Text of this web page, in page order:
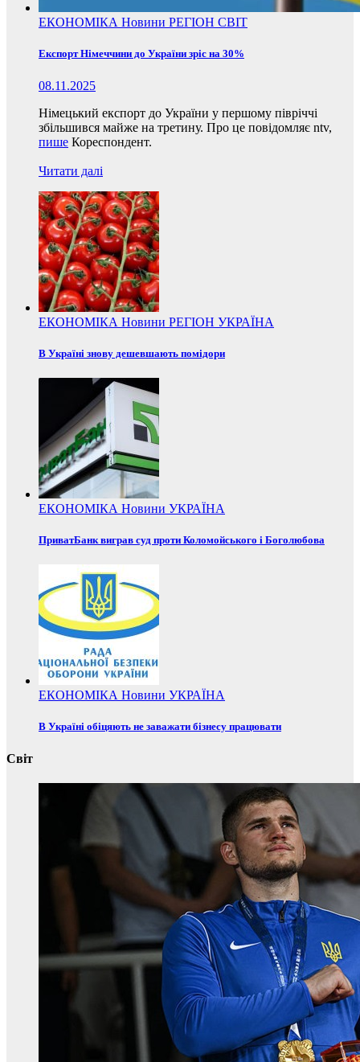
ЕКОНОМІКА Новини РЕГІОН СВІТ
Експорт Німеччини до України зріс на 30%
08.11.2025
Німецький експорт до України у першому півріччі
збільшився майже на третину. Про це повідомляє ntv,
пише Кореспондент.
Читати далі
ЕКОНОМІКА Новини РЕГІОН УКРАЇНА
В Україні знову дешевшають помідори
ЕКОНОМІКА Новини УКРАЇНА
ПриватБанк виграв суд проти Коломойського і Боголюбова
ЕКОНОМІКА Новини УКРАЇНА
В Україні обіцяють не заважати бізнесу працювати
Світ